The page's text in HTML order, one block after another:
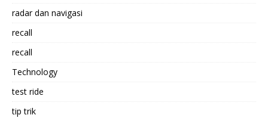
radar dan navigasi
recall
recall
Technology
test ride
tip trik